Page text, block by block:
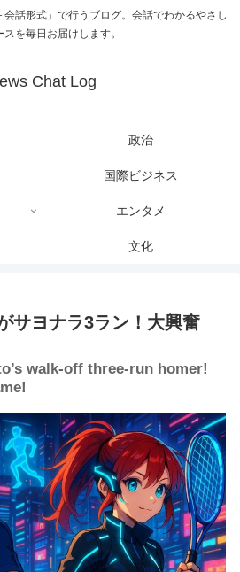
話形式」で行うブログ。会話でわかるやさし
スを毎日お届けします。
Chat Log
政治
国際ビジネス
エンタメ
文化
サヨナラ3ラン！大興奮
walk-off three-run homer!